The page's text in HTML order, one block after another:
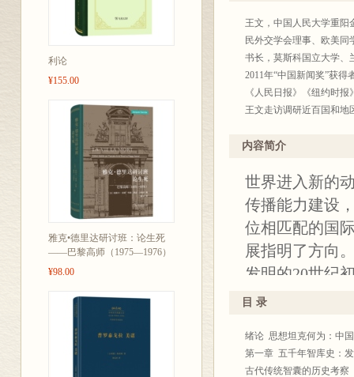
利论
¥155.00
雅克•德里达研讨班：论生死
——巴黎高师（1975—1976）
¥98.00
智库报告台前
解构西方词汇
王文，中国人民大学重阳
民外交学会理事、欧美
书长，莫斯科国立大学、
2011年“中国新闻奖”获
《人民日报》《纽约时
王文走访调研近百国和地
划”哲学社会科学领军人
内容简介
世界进入新的
传播能力建设
位相匹配的国
展指明了方向
发明的20世纪
克：中国智库
的智库国际影
研究“百万大军
目 录
绪论 思想坦克何为：中
第一章 五千年智库史：
古代传统智囊的历史考察